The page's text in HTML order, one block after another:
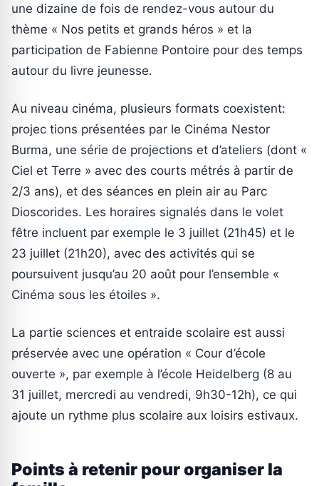
une dizaine de fois de rendez-vous autour du
thème « Nos petits et grands héros » et la
participation de Fabienne Pontoire pour des temps
autour du livre jeunesse.
Au niveau cinéma, plusieurs formats coexistent:
projec tions présentées par le Cinéma Nestor
Burma, une série de projections et d’ateliers (dont «
Ciel et Terre » avec des courts métrés à partir de
2/3 ans), et des séances en plein air au Parc
Dioscorides. Les horaires signalés dans le volet
fêtre incluent par exemple le 3 juillet (21h45) et le
23 juillet (21h20), avec des activités qui se
poursuivent jusqu’au 20 août pour l’ensemble «
Cinéma sous les étoiles ».
La partie sciences et entraide scolaire est aussi
préservée avec une opération « Cour d’école
ouverte », par exemple à l’école Heidelberg (8 au
31 juillet, mercredi au vendredi, 9h30-12h), ce qui
ajoute un rythme plus scolaire aux loisirs estivaux.
Points à retenir pour organiser la